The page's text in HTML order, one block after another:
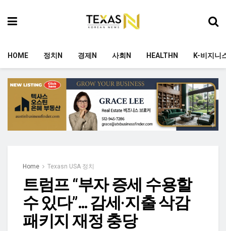
HOME 정치N 경제N 사회N HEALTHN K-비지니
Home Texasn USA 정치
트럼프 “부자 증세 수용할
수 있다”… 감세·지출 삭감
패키지 재정 충당